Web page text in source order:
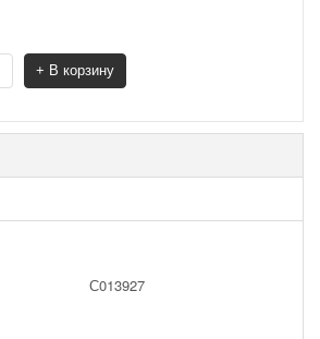
+ В корзину
С013927